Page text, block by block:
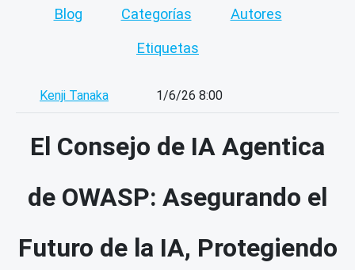
Blog Categorías Autores
Etiquetas
Kenji Tanaka 1/6/26 8:00
El Consejo de IA Agentica
de OWASP: Asegurando el
Futuro de la IA, Protegiendo